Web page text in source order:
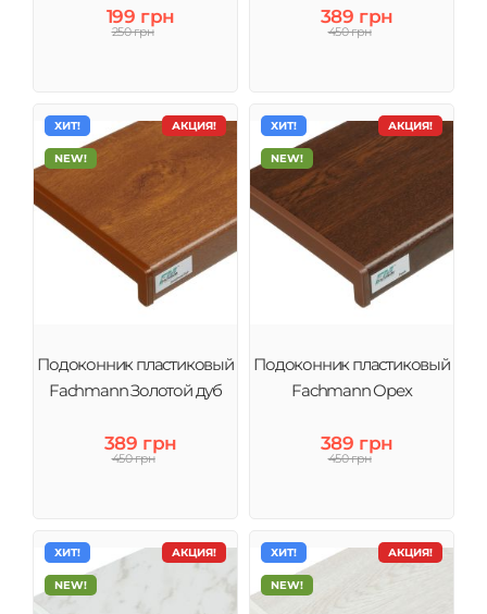
199 грн
250 грн
389 грн
450 грн
АКЦИЯ!
ХИТ!
NEW!
Подоконник пластиковый
Fachmann Золотой дуб
389 грн
450 грн
АКЦИЯ!
ХИТ!
NEW!
Подоконник пластиковый
Fachmann Орех
389 грн
450 грн
АКЦИЯ!
ХИТ!
NEW!
АКЦИЯ!
ХИТ!
NEW!